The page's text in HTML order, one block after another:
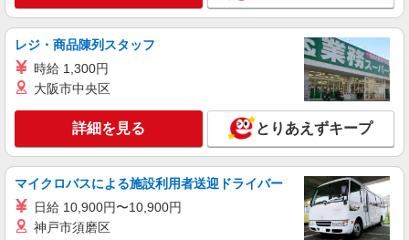
レジ・商品陳列スタッフ
時給 1,300円
大阪市中央区
詳細を見る とりあえずキープ
マイクロバスによる施設利用者送迎ドライバー
日給 10,900円〜10,900円
神戸市須磨区